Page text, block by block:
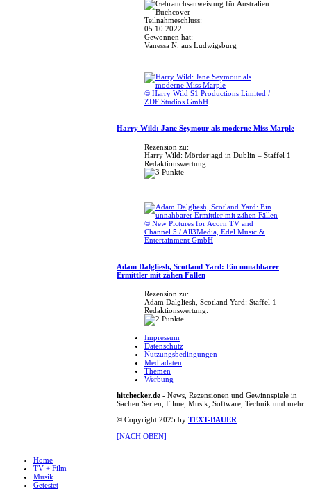
Teilnahmeschluss:
05.10.2022
Gewonnen hat:
Vanessa N. aus Ludwigsburg
© Harry Wild S1 Productions Limited /
ZDF Studios GmbH
Harry Wild: Jane Seymour als moderne Miss Marple
Rezension zu:
Harry Wild: Mörderjagd in Dublin – Staffel 1
Redaktionswertung:
© New Pictures for Acorn TV and
Channel 5 / All3Media, Edel Music &
Entertainment GmbH
Adam Dalgliesh, Scotland Yard: Ein unnahbarer
Ermittler mit zähen Fällen
Rezension zu:
Adam Dalgliesh, Scotland Yard: Staffel 1
Redaktionswertung:
Impressum
Datenschutz
Nutzungsbedingungen
Mediadaten
Themen
Werbung
hitchecker.de - News, Rezensionen und Gewinnspiele in
Sachen Serien, Filme, Musik, Software, Technik und mehr
© Copyright 2025 by TEXT-BAUER
[NACH OBEN]
Home
TV + Film
Musik
Getestet